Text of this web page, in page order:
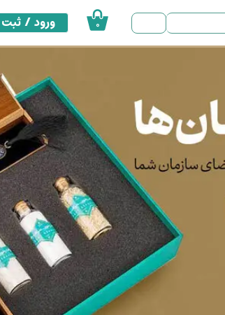
ورود/ثبت
حساب
تغییر گذر
سفارشات
خروج از
۰